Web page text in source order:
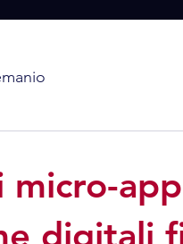
micro-
digitali